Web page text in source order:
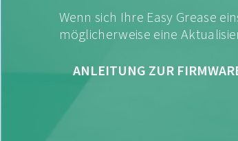
Wenn sich Ihre Easy Grease
möglicherweise eine
ANLEITUNG ZUR